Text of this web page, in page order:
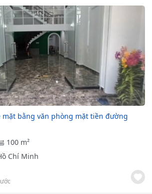
mặt bằng văn phòng mặt tiền đường
100 m²
Chí Minh